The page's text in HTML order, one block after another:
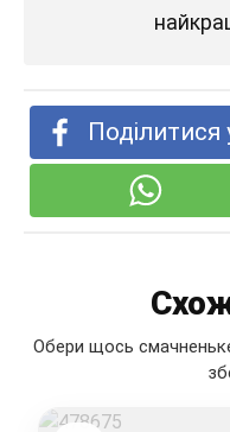
Поділитися
Обери щось